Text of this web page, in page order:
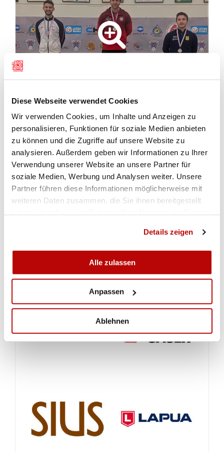
Diese Webseite verwendet Cookies
Wir verwenden Cookies, um Inhalte und Anzeigen zu
personalisieren, Funktionen für soziale Medien anbieten
zu können und die Zugriffe auf unsere Website zu
analysieren. Außerdem geben wir Informationen zu Ihrer
Verwendung unserer Website an unsere Partner für
soziale Medien, Werbung und Analysen weiter. Unsere
Partner führen diese Informationen möglicherweise mit
weiteren Daten zusammen, die Sie ihnen bereitgestellt
Details zeigen
Alle zulassen
Anpassen
Ablehnen
RESULTATE
RESULTATE
Resultate 1. Tag
Resultate Tag 2